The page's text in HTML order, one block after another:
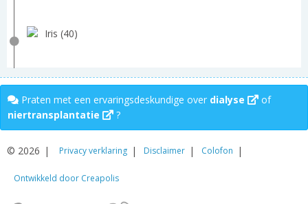
Iris (40)
Praten met een ervaringsdeskundige over dialyse
of
niertransplantatie
?
© 2026 Privacy verklaring Disclaimer Colofon
Ontwikkeld door Creapolis